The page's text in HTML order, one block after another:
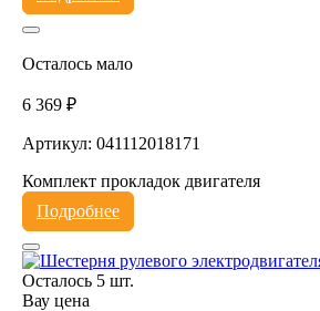
Осталось мало
6 369 ₽
Артикул: 041112018171
Комплект прокладок двигателя
Подробнее
Осталось 5 шт.
Вау цена